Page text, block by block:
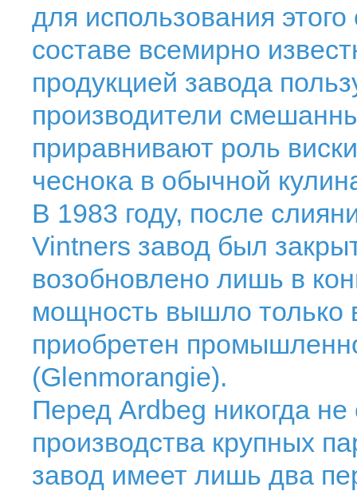
для использования
составе всемирно
продукцией завода
производители
приравнивают роль
чеснока в обычной
В 1983 году, после
Vintners завод был
возобновлено лишь в
мощность вышло только
приобретен
(Glenmorangie).
Перед Ardbeg никогда не
производства крупных
завод имеет лишь два